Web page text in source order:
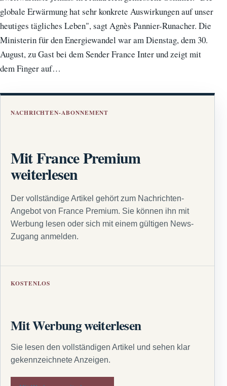
globale Erwärmung hat sehr konkrete Auswirkungen auf unser
heutiges tägliches Leben", sagt Agnès Pannier-Runacher. Die
Ministerin für den Energiewandel war am Dienstag, dem 30.
August, zu Gast bei dem Sender France Inter und zeigt mit
dem Finger auf…
NACHRICHTEN-ABONNEMENT
Mit France Premium
weiterlesen
Der vollständige Artikel gehört zum Nachrichten-
Angebot von France Premium. Sie können ihn mit
Werbung lesen oder sich mit einem gültigen News-
Zugang anmelden.
KOSTENLOS
Mit Werbung weiterlesen
Sie lesen den vollständigen Artikel und sehen klar
gekennzeichnete Anzeigen.